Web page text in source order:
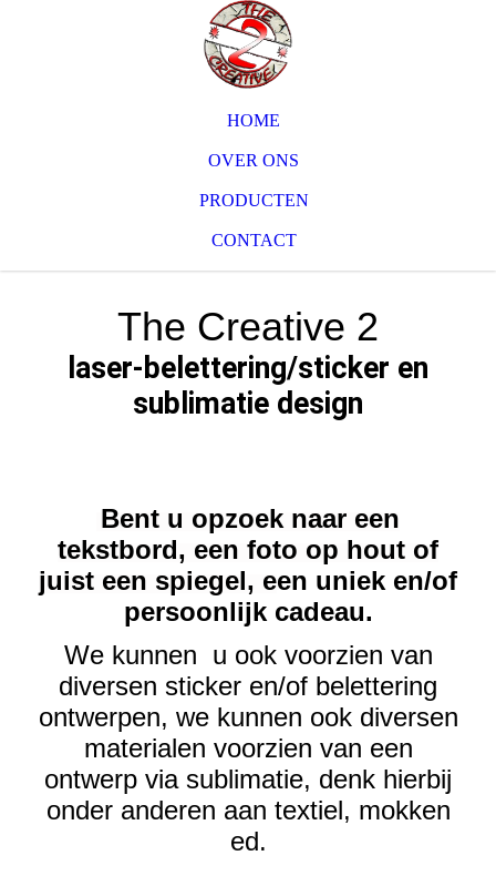
HOME
OVER ONS
PRODUCTEN
CONTACT
The Creative 2
laser-belettering/sticker en
sublimatie design
Bent u opzoek naar een
tekstbord, een foto op hout of
juist een spiegel, een uniek en/of
persoonlijk cadeau.
We kunnen u ook voorzien van
diversen sticker en/of belettering
ontwerpen, we kunnen ook diversen
materialen voorzien van een
ontwerp via sublimatie, denk hierbij
onder anderen aan textiel, mokken
ed.